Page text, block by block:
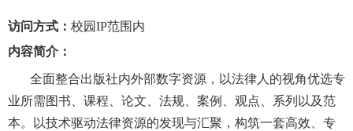
访问方式： 校园IP范围内
内容简介：
全面整合出版社内外部数字资源，以法律人的视角优选专
业所需图书、课程、论文、法规、案例、观点、系列以及范
本。以技术驱动法律资源的发现与汇聚，构筑一套高效、专